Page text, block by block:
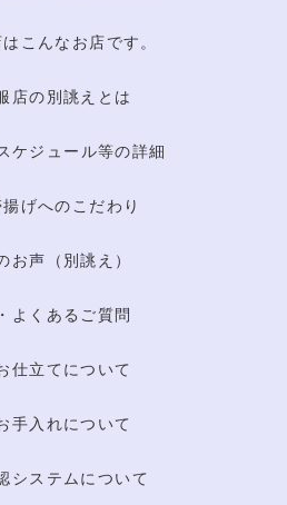
こんなお店です。
店の別誂えとは
ケジュール等の詳細
げへのこだわり
お声（別誂え）
よくあるご質問
仕立てについて
手入れについて
システムについて